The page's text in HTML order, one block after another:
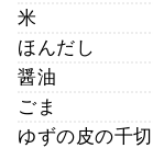
米
ほんだし
醤油
ごま
ゆずの皮の千切